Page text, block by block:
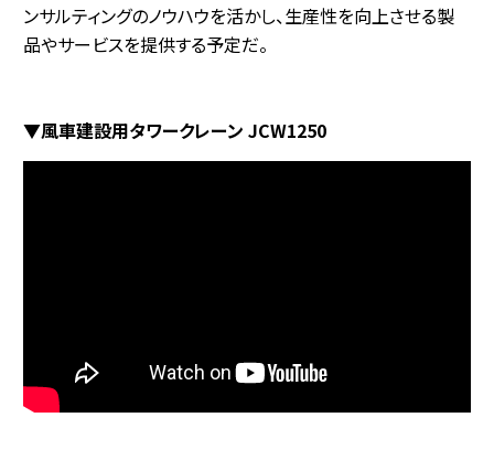
ンサルティングのノウハウを活かし、生産性を向上させる製
品やサービスを提供する予定だ。
▼風車建設用タワークレーン JCW1250